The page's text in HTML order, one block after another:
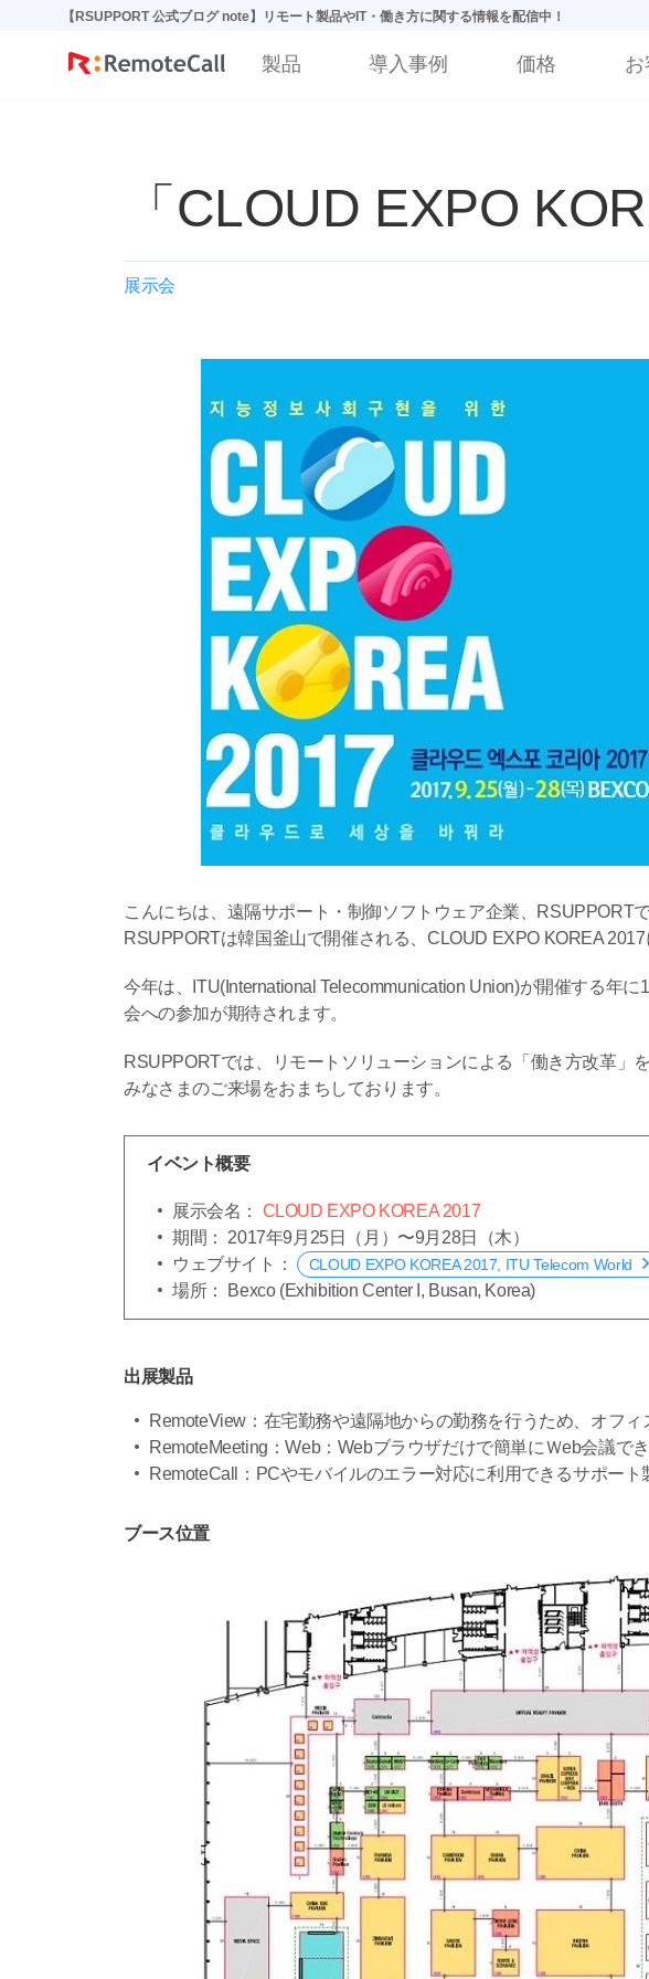
본문 바로가기【RSUPPORT 公式ブログ note】リモート製品やIT・働き方に関する情報を配信中！
製品 導入事例 価格 お
「CLOUD EXPO
展示会
こんにちは、遠隔サポート・制御ソフトウェア企業、RSUPPORTで
RSUPPORTは韓国釜山で開催される、CLOUD EXPO KOREA 2017
今年は、ITU(International Telecommunication Union)が開催する年
会への参加が期待されます。
RSUPPORTでは、リモートソリューションによる「働き方改革」
みなさまのご来場をおまちしております。
イベント概要
展示会名： CLOUD EXPO KOREA 2017
期間： 2017年9月25日（月）〜9月28日（木）
ウェブサイト：
CLOUD EXPO KOREA 2017, ITU Telecom World
場所： Bexco (Exhibition Center I, Busan, Korea)
出展製品
RemoteView：在宅勤務や遠隔地からの勤務を行うため、オフ
RemoteMeeting：Web：Webブラウザだけで簡単にＷeb会議で
RemoteCall：PCやモバイルのエラー対応に利用できるサポート
ブース位置